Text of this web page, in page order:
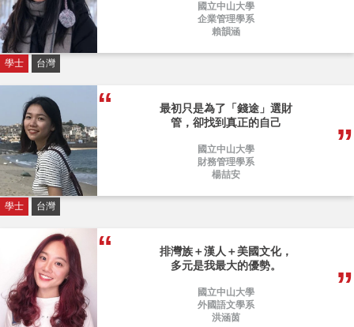
國立中山大學
企業管理學系
賴韻涵
學士 台灣
最初只是為了「錢途」選財
管，卻找到真正的自己
國立中山大學
財務管理學系
楊喆安
學士 台灣
排灣族＋漢人＋美國文化，
多元是我最大的優勢。
國立中山大學
外國語文學系
洪涵茵